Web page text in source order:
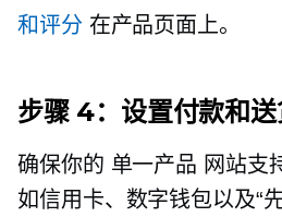
和评分 在产品页面上。
步骤 4：设置付款和送
确保你的 单一产品 网站支
如信用卡、数字钱包以及“